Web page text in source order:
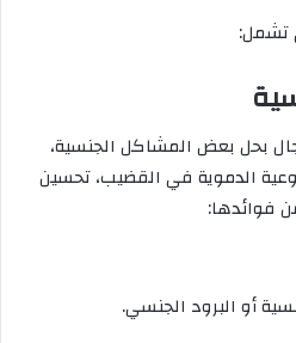
تشمل:
بحل بعض المشاكل الجنسية،
الدموية في القضيب، تحسين
فوائدها:
أو البرود الجنسي.